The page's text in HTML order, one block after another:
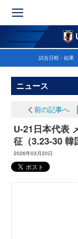
試合日程・結果
ニュース
前の記事へ
U-21日本代表
征（3.23-30 韓
2026年03月20日